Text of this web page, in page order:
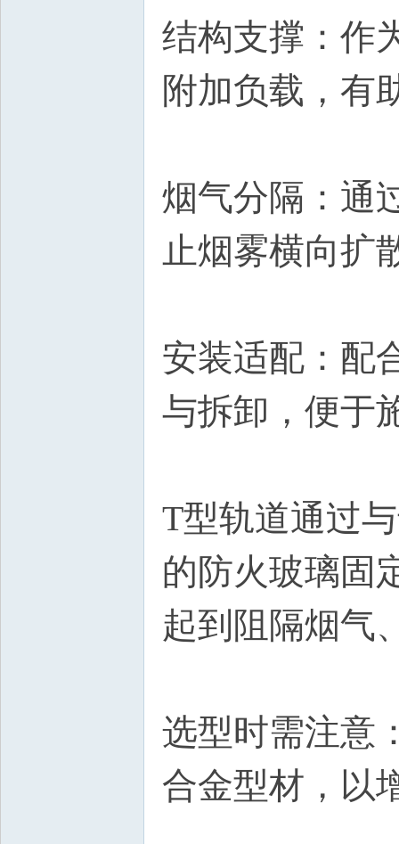
结构支撑：作
附加负载，有
烟气分隔：通
止烟雾横向扩
安装适配：配
与拆卸，便于
T型轨道通过
的防火玻璃固
起到阻隔烟气
选型时需注意
合金型材，以